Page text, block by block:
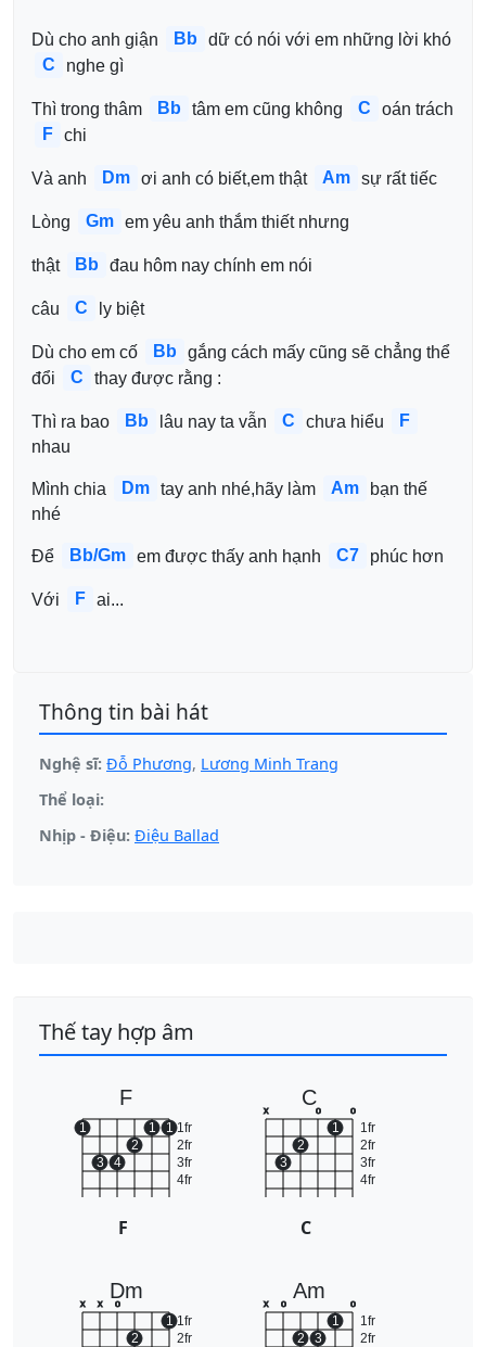
Dù cho anh giận Bb
C
nghe gì
Thì trong thâm Bb tâm em cũng không C
F chi
Và anh Dm ơi anh có biết,em thật Am sự rất tiếc
Lòng Gm em yêu anh thắm thiết nhưng
thật Bb đau hôm nay chính em nói
câu C ly biệt
Dù cho em cố Bb
gắng cách mấy cũng sẽ chẳng thể
đổi
C thay được rằng :
Thì ra bao Bb lâu nay ta vẫn C chưa hiểu
F
nhau
Mình chia Dm tay anh nhé,hãy làm Am
bạn thế
nhé
Để Bb/Gm em được thấy anh hạnh C7 phúc hơn
Với F ai...
Thông tin bài hát
Nghệ sĩ: Đỗ Phương, Lương Minh Trang
Thể loại:
Nhịp - Điệu: Điệu Ballad
Thế tay hợp âm
F
1fr
2fr
3fr
4fr
1
3 4
2
1 1
F
C
1fr
2fr
3fr
4fr
x
3
2
o
1
o
C
Dm
1fr
2fr
x x o
2
1
Am
1fr
2fr
x o
2 3
1
o